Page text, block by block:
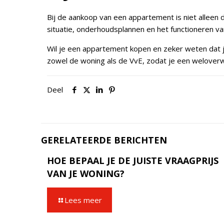
Bij de aankoop van een appartement is niet
situatie, onderhoudsplannen en het functioneren
Wil je een appartement kopen en zeker weten
zowel de woning als de VvE, zodat je een
Deel
GERELATEERDE BERICHTEN
HOE BEPAAL JE DE JUISTE VRAAGPRIJS
VAN JE WONING?
Lees meer